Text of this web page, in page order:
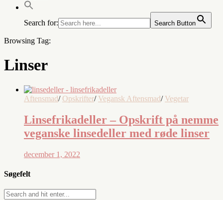
Search for: Search Button
Browsing Tag:
Linser
Aftensmad/ Opskrifter/ Vegansk Aftensmad/ Vegetar
Linsefrikadeller – Opskrift på nemme
veganske linsedeller med røde linser
december 1, 2022
Søgefelt